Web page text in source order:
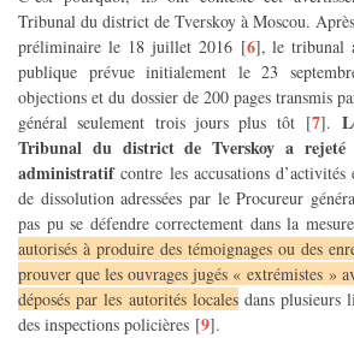
Tribunal du district de Tverskoy à Moscou.
préliminaire le 18 juillet 2016[6], le tribunal
publique prévue initialement le 23
objections et du dossier de 200 pages transmis
général seulement trois jours plus tôt[7].
Tribunal du district de Tverskoy a
administratifcontre les accusations d’activités
de dissolution adressées par le Procureur
pas pu se défendre correctement dans la
autorisés à produire des témoignages ou des
prouver que les ouvrages jugés « extrémistes »
déposés par les autorités localesdans plusieurs
des inspections policières [9].